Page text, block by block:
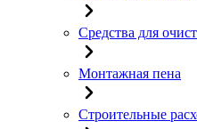
Средства для
Монтажная пена
Строительные